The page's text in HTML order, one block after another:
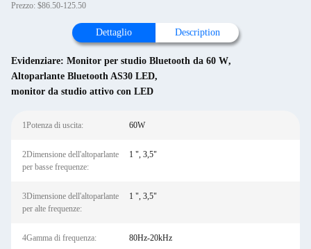
Prezzo: $86.50-125.50
Dettaglio Description
Evidenziare: Monitor per studio Bluetooth da 60 W,
Altoparlante Bluetooth AS30 LED,
monitor da studio attivo con LED
1Potenza di uscita: 60W
2Dimensione dell'altoparlante
per basse frequenze:
1 ", 3,5"
3Dimensione dell'altoparlante
per alte frequenze:
1 ", 3,5"
4Gamma di frequenza: 80Hz-20kHz